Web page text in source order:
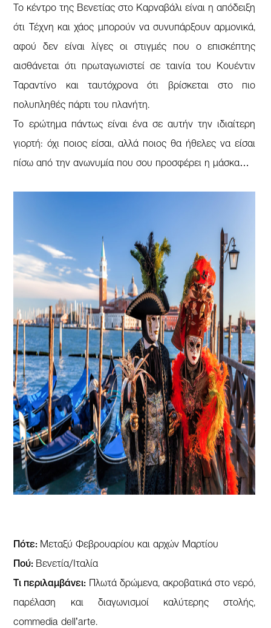
Το κέντρο της Βενετίας στο Καρναβάλι είναι η απόδειξη
ότι Τέχνη και χάος μπορούν να συνυπάρξουν αρμονικά,
αφού δεν είναι λίγες οι στιγμές που ο επισκέπτης
αισθάνεται ότι πρωταγωνιστεί σε ταινία του Κουέντιν
Ταραντίνο και ταυτόχρονα ότι βρίσκεται στο πιο
πολυπληθές πάρτι του πλανήτη.
Το ερώτημα πάντως είναι ένα σε αυτήν την ιδιαίτερη
γιορτή: όχι ποιος είσαι, αλλά ποιος θα ήθελες να είσαι
πίσω από την ανωνυμία που σου προσφέρει η μάσκα…
Πότε: Μεταξύ Φεβρουαρίου και αρχών Μαρτίου
Πού: Βενετία/Ιταλία
Τι περιλαμβάνει: Πλωτά δρώμενα, ακροβατικά στο νερό,
παρέλαση και διαγωνισμοί καλύτερης στολής,
commedia dell’arte.